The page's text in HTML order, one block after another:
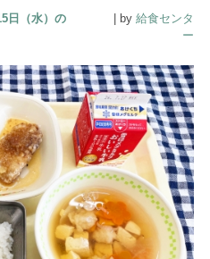
日（水）の
| by 給食センタ
ー